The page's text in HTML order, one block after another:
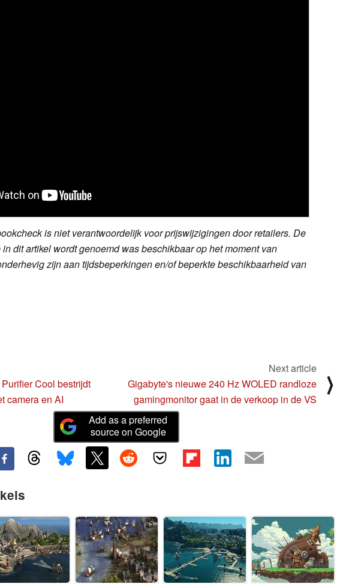
is niet verantwoordelijk voor prijswijzigingen door retailers. De
dit artikel wordt genoemd was beschikbaar op het moment van
zijn aan tijdsbeperkingen en/of beperkte beschikbaarheid van
Cool bestrijdt
camera en AI
Next article
Gigabyte's nieuwe 240 Hz WOLED randloze
gamingmonitor gaat in de verkoop in de VS
⟩
Add as a preferred
source on Google